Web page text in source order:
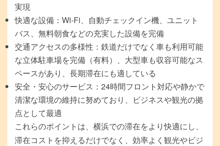
実現
快適な設備：Wi-Fi、自動チェックイン機、ユニット
バス、無料朝食などの充実した設備を完備
交通アクセスの多様性：鉄道だけでなく車も利用可能
な立体駐車場を完備（有料）、大型車も収容可能なス
ペースがあり、長期滞在にも適している
安全・安心のサービス：24時間フロント対応や静かで
清潔な環境の維持に努めており、ビジネスや観光の拠
点として最適
これらのポイントは、横浜での滞在をより快適にし、
滞在コストを抑えるだけでなく、効率よく観光やビジ